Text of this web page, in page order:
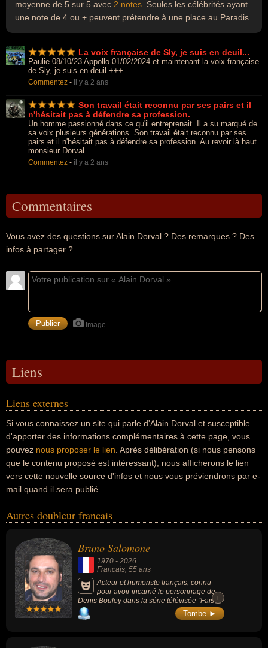
moyenne de 5 sur 5 avec 2 notes . Seules les célébrités ayant
une note de 4 ou + peuvent prétendre à une place au Paradis.
La voix française de Sly, je suis en deuil...
Paulie 08/10/23 Appollo 01/02/2024 et maintenant la voix française
de Sly, je suis en deuil +++
Commentez - il y a 2 ans
Son travail était reconnu par ses pairs et il
n'hésitait pas à défendre sa profession.
Un homme passionné dans ce qu'il entreprenait. Il a su marqué de
sa voix plusieurs générations. Son travail était reconnu par ses
pairs et il n'hésitait pas à défendre sa profession. Au revoir là haut
monsieur Dorval.
Commentez - il y a 2 ans
Commentaires
Vous avez des questions sur Alain Dorval ? Des remarques ? Des
infos à partager ?
Image
Liens
Liens externes
Si vous connaissez un site qui parle d'Alain Dorval et susceptible
d'apporter des informations complémentaires à cette page, vous
pouvez nous proposer le lien . Après délibération (si nous pensons
que le contenu proposé est intéressant), nous afficherons le lien
vers cette nouvelle source d'infos et nous vous préviendrons par e-
mail quand il sera publié.
Autres doubleur francais
Bruno Salomone
1970 - 2026
Francais, 55 ans
Acteur et humoriste français, connu
pour avoir incarné le personnage de
Denis Bouley dans la série télévisée "Fais
pas ci, fais pas ça" (2007-2017) et d'Igor
d'Hossegor dans le film "Brice de Nice" (avec
+
+
Tombe ►